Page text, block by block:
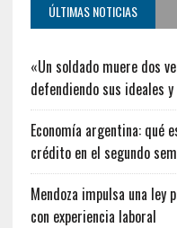
ÚLTIMAS NOTICIAS
«Un soldado muere dos
defendiendo sus ideales
Economía argentina: qué
crédito en el segundo
Mendoza impulsa una ley
con experiencia laboral